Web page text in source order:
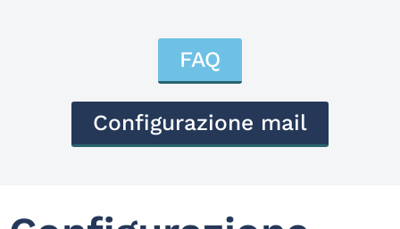
FAQ
Configurazione mail